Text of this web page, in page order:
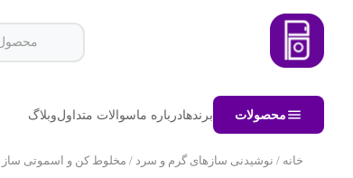
محصولات برندهادرباره ماسوالات متداولوبلاگ
خانه / نوشیدنی سازهای گرم و سرد / مخلوط کن و اسموتی ساز